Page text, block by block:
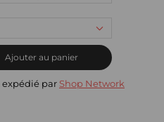
Ajouter au panier
expédié par Shop Network